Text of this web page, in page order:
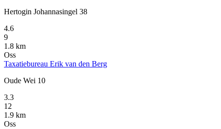
Hertogin Johannasingel 38
4.6
9
1.8 km
Oss
Taxatiebureau Erik van den Berg
Oude Wei 10
3.3
12
1.9 km
Oss